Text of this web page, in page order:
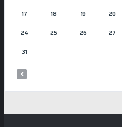
17 18 19 20
24 25 26 27
31